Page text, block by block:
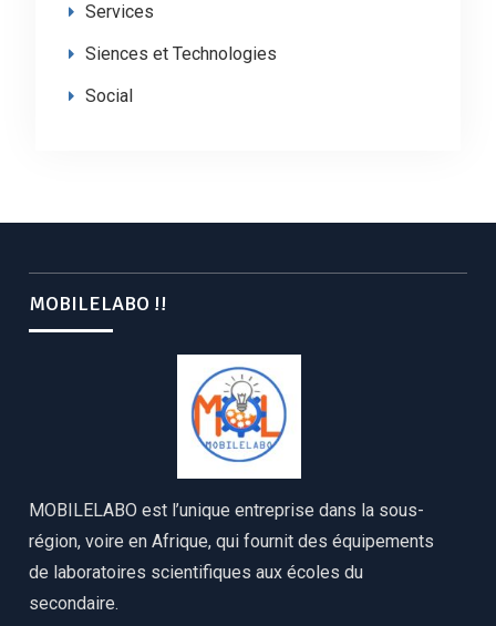
Services
Siences et Technologies
Social
MOBILELABO !!
MOBILELABO est l’unique entreprise dans la sous-
région, voire en Afrique, qui fournit des équipements
de laboratoires scientifiques aux écoles du
secondaire.